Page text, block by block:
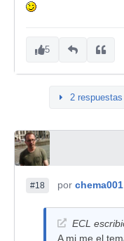
5
2
#18 por chema001
ECL
A mi me el